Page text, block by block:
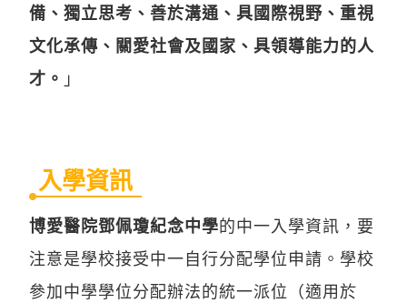
備、獨立思考、善於溝通、具國際視野、重視
文化承傳、關愛社會及國家、具領導能力的人
才。 」
入學資訊
博愛醫院鄧佩瓊紀念中學的中一入學資訊，要
注意是學校接受中一自行分配學位申請。學校
參加中學學位分配辦法的統一派位（適用於